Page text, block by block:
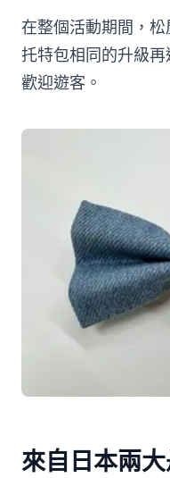
在整個活動期間，
托特包相同的升級再
歡迎遊客。
來自日本兩